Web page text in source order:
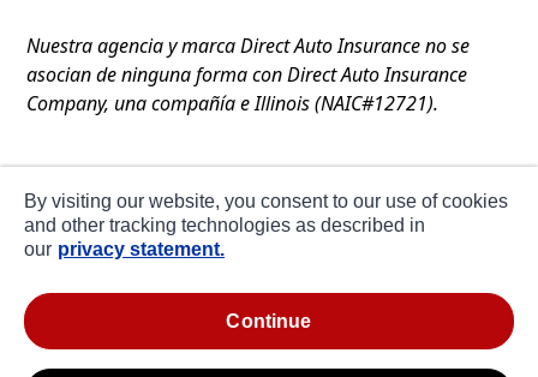
Nuestra agencia y marca Direct Auto Insurance no se
asocian de ninguna forma con Direct Auto Insurance
Company, una compañía e Illinois (NAIC#12721).
Privacidad
about ads / do not sell or share my personal
information
By visiting our website, you consent to our use of cookies
and other tracking technologies as described in
our privacy statement.
continue